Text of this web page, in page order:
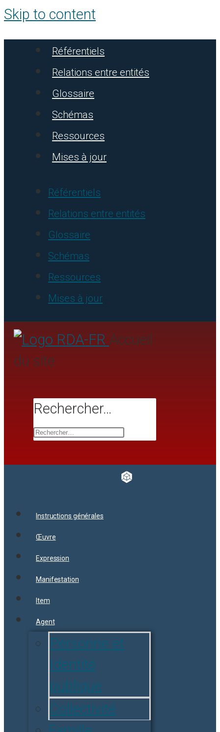
Skip to content
Référentiels
Relations entre entités
Glossaire
Schémas
Ressources
Mises à jour
Référentiels
Relations entre entités
Glossaire
Schémas
Ressources
Mises à jour
Accueil
du site
Rechercher…
Instructions générales
Œuvre
Expression
Manifestation
Item
Agent
Personne et
Identité
publique
Collectivité